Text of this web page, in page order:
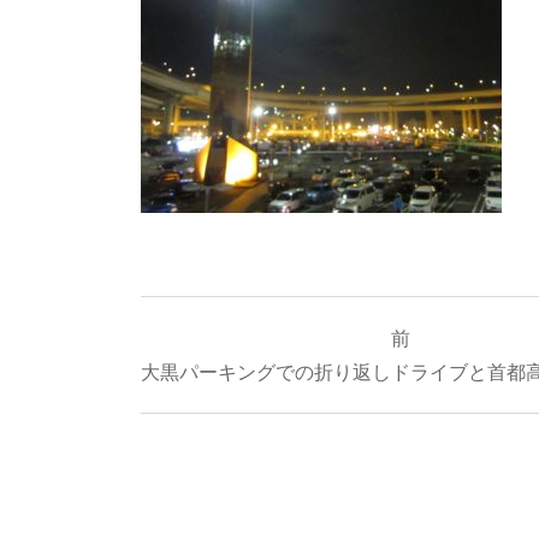
稿
ナ
前
大黒パーキングでの折り返しドライブと首都